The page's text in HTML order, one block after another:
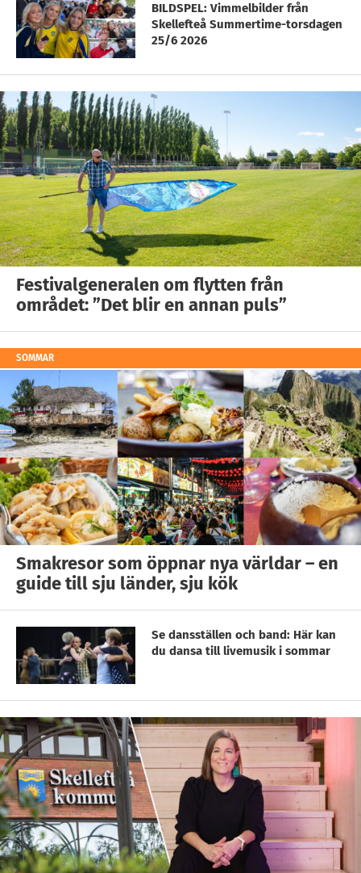
BILDSPEL: Vimmelbilder från
Skellefteå Summertime-torsdagen
25/6 2026
Festivalgeneralen om flytten från
området: ”Det blir en annan puls”
SOMMAR
Smakresor som öppnar nya världar – en
guide till sju länder, sju kök
Se dansställen och band: Här kan
du dansa till livemusik i sommar